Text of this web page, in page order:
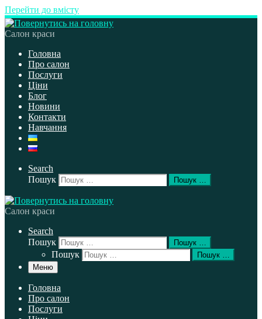
Перейти до вмісту
Салон краси
Головна
Про салон
Послуги
Ціни
Блог
Новини
Контакти
Навчання
Search
Пошук
Пошук …
Салон краси
Search
Пошук
Пошук …
Пошук
Пошук …
Меню
Головна
Про салон
Послуги